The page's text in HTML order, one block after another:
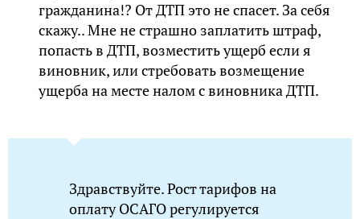
гражданина!? От ДТП это не спасет. За себя
скажу.. Мне не страшно заплатить штраф,
попасть в ДТП, возместить ущерб если я
виновник, или стребовать возмещение
ущерба на месте налом с виновника ДТП.
Здравствуйте. Рост тарифов на
оплату ОСАГО регулируется